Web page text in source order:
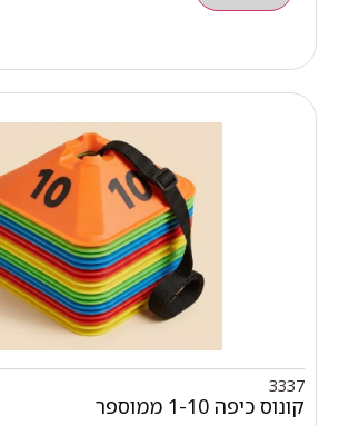
3337
קונוס כיפה 1-10 ממוספר